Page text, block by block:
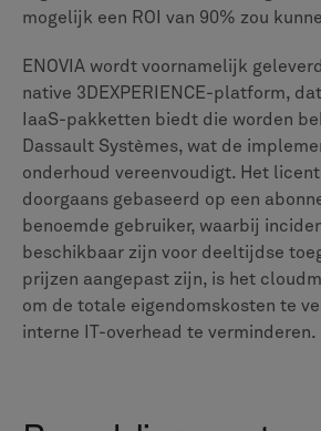
ecosysteem van Dassault Systèmes,
PLM-ervaring. Het uniforme
elimineert veel
Het CLEVR-
Het selecteren van een PLM-
eerste stap. Een succesvolle
een partner met diepgaande